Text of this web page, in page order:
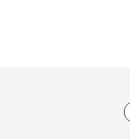
Il est accompagné par
lieux des